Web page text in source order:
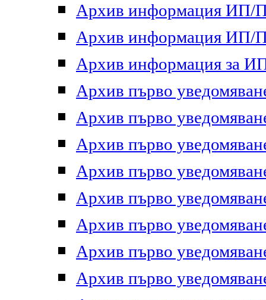
Архив информация ИП/
Архив информация ИП/
Архив информация за
Архив първо
Архив първо
Архив първо
Архив първо
Архив първо
Архив първо
Архив първо
Архив първо